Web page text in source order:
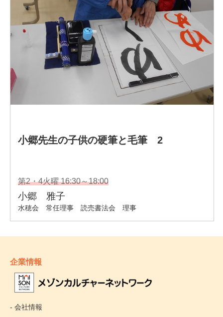
企業情報
- 会社情報